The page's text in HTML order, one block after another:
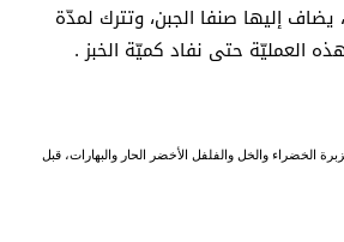
يضاف إليها صنفا الجبن، وتترك لمدّة
العمليّة حتى نفاد كميّة الخبز.
الخضراء والخل والفلفل الأخضر الحار والبهارات، قبل